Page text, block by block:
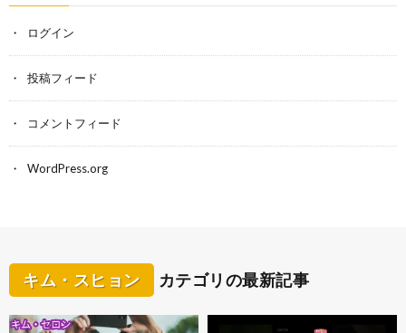
ログイン
投稿フィード
コメントフィード
WordPress.org
キム・スヒョン カテゴリの最新記事